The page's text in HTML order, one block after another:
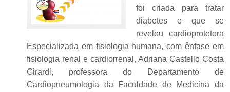
foi criada para tratar
diabetes e que se
revelou cardioprotetora
Especializada em fisiologia humana, com ênfase em
fisiologia renal e cardiorrenal, Adriana Castello Costa
Girardi, professora do Departamento de
Cardiopneumologia da Faculdade de Medicina da